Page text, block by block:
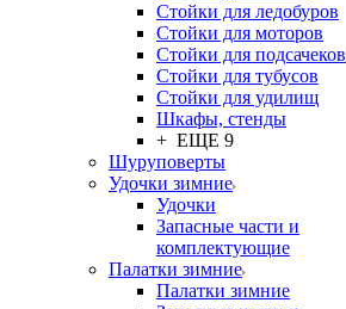
Стойки для ледобуров
Стойки для моторов
Стойки для подсачеков
Стойки для тубусов
Стойки для удилищ
Шкафы, стенды
+ ЕЩЕ 9
Шуруповерты
Удочки зимние
Удочки
Запасные части и
комплектующие
Палатки зимние
Палатки зимние